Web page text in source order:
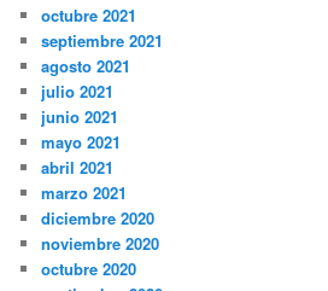
octubre 2021
septiembre 2021
agosto 2021
julio 2021
junio 2021
mayo 2021
abril 2021
marzo 2021
diciembre 2020
noviembre 2020
octubre 2020